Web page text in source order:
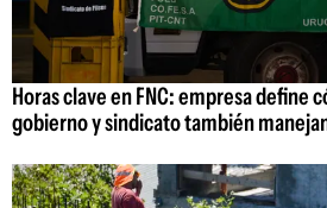
Horas clave en FNC: empresa define
gobierno y sindicato también